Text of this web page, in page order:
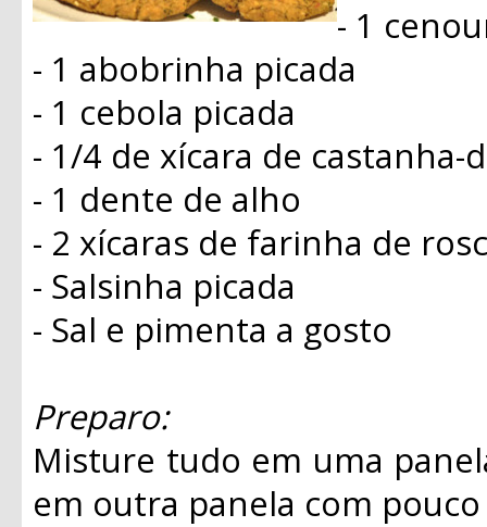
- 1
- 1 abobrinha picada
- 1 cebola picada
- 1/4 de xícara de castanha-
- 1 dente de alho
- 2 xícaras de farinha de
- Salsinha picada
- Sal e pimenta a gosto
Preparo:
Misture tudo em uma
em outra panela com